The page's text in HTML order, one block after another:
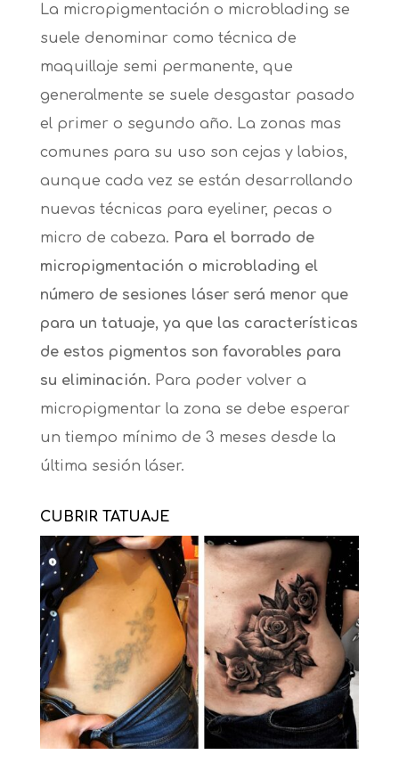
La micropigmentación o microblading se
suele denominar como técnica de
maquillaje semi permanente, que
generalmente se suele desgastar pasado
el primer o segundo año. La zonas mas
comunes para su uso son cejas y labios,
aunque cada vez se están desarrollando
nuevas técnicas para eyeliner, pecas o
micro de cabeza. Para el borrado de
micropigmentación o microblading el
número de sesiones láser será menor que
para un tatuaje, ya que las características
de estos pigmentos son favorables para
su eliminación. Para poder volver a
micropigmentar la zona se debe esperar
un tiempo mínimo de 3 meses desde la
última sesión láser.
CUBRIR TATUAJE